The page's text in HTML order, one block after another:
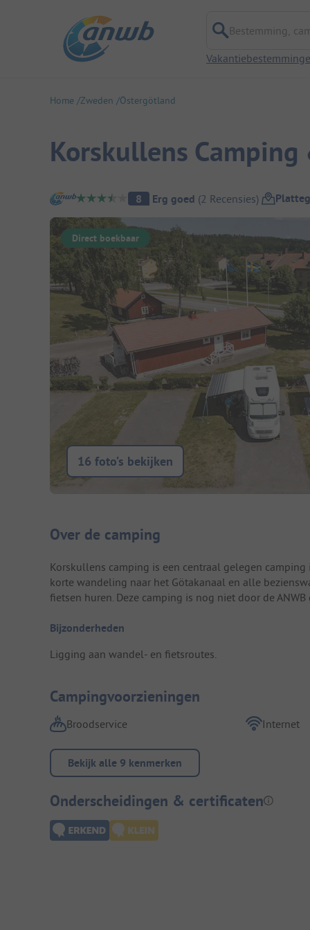
Bestemming,
Home Zweden Östergötland
Korskullens
Camping overzicht
8 Erg goed (2 Recensies)
Direct boekbaar
16 foto’s bekijken
Camping introductie
Over de camping
Korskullens camping is een centraal gelegen
korte wandeling naar het Götakanaal en alle
fietsen huren. Deze camping is nog niet door de ANWB
Bijzonderheden
Ligging aan wandel- en fietsroutes.
Campingvoorzieningen
Broodservice Internet
Bekijk alle 9 kenmerken
Onderscheidingen & certificaten